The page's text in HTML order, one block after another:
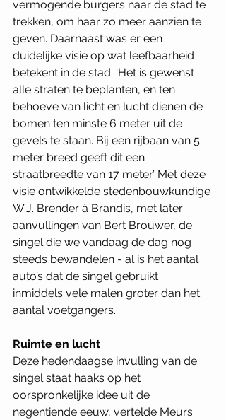
vermogende burgers naar de stad te
trekken, om haar zo meer aanzien te
geven. Daarnaast was er een
duidelijke visie op wat leefbaarheid
betekent in de stad: ‘Het is gewenst
alle straten te beplanten, en ten
behoeve van licht en lucht dienen de
bomen ten minste 6 meter uit de
gevels te staan. Bij een rijbaan van 5
meter breed geeft dit een
straatbreedte van 17 meter.’ Met deze
visie ontwikkelde stedenbouwkundige
W.J. Brender à Brandis, met later
aanvullingen van Bert Brouwer, de
singel die we vandaag de dag nog
steeds bewandelen - al is het aantal
auto’s dat de singel gebruikt
inmiddels vele malen groter dan het
aantal voetgangers.
Ruimte en lucht
Deze hedendaagse invulling van de
singel staat haaks op het
oorspronkelijke idee uit de
negentiende eeuw, vertelde Meurs: